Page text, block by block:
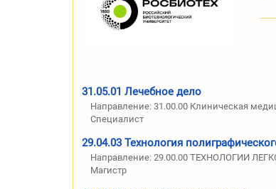
31.05.01 Лечебное дело
Направление: 31.00.00 Клиническая
Специалист
29.04.03 Технология
Направление: 29.00.00 ТЕХНОЛОГИИ
Магистр